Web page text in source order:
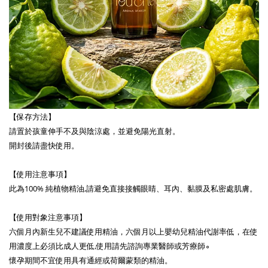
【保存方法】
請置於孩童伸手不及與陰涼處，並避免陽光直射。
開封後請盡快使用。
【使用注意事項】
此為100% 純植物精油,請避免直接接觸眼睛、耳內、黏膜及私密處肌膚。
【使用對象注意事項】
六個月內新生兒不建議使用精油，六個月以上嬰幼兒精油代謝率低，在使
用濃度上必須比成人更低,使用請先諮詢專業醫師或芳療師∘
懷孕期間不宜使用具有通經或荷爾蒙類的精油。